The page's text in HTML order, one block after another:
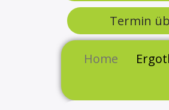
Termin
Home